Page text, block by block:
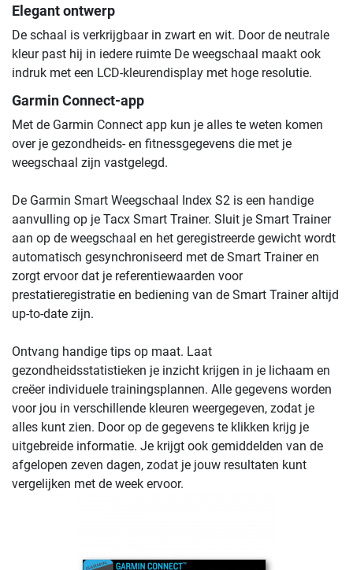
Elegant ontwerp
De schaal is verkrijgbaar in zwart en wit. Door de neutrale
kleur past hij in iedere ruimte De weegschaal maakt ook
indruk met een LCD-kleurendisplay met hoge resolutie.
Garmin Connect-app
Met de Garmin Connect app kun je alles te weten komen
over je gezondheids- en fitnessgegevens die met je
weegschaal zijn vastgelegd.
De Garmin Smart Weegschaal Index S2 is een handige
aanvulling op je Tacx Smart Trainer. Sluit je Smart Trainer
aan op de weegschaal en het geregistreerde gewicht wordt
automatisch gesynchroniseerd met de Smart Trainer en
zorgt ervoor dat je referentiewaarden voor
prestatieregistratie en bediening van de Smart Trainer altijd
up-to-date zijn.
Ontvang handige tips op maat. Laat
gezondheidsstatistieken je inzicht krijgen in je lichaam en
creëer individuele trainingsplannen. Alle gegevens worden
voor jou in verschillende kleuren weergegeven, zodat je
alles kunt zien. Door op de gegevens te klikken krijg je
uitgebreide informatie. Je krijgt ook gemiddelden van de
afgelopen zeven dagen, zodat je jouw resultaten kunt
vergelijken met de week ervoor.